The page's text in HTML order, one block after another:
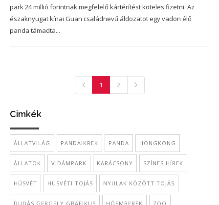
park 24 millió forintnak megfelelő kártérítést köteles fizetni. Az
északnyugat kínai Guan családnevű áldozatot egy vadon élő
panda támadta...
1 2
Cimkék
ÁLLATVILÁG PANDAIKREK PANDA HONGKONG
ÁLLATOK VIDÁMPARK KARÁCSONY SZÍNES HÍREK
HÚSVÉT HÚSVÉTI TOJÁS NYULAK KÖZÖTT TOJÁS
DUDÁS GERGELY GRAFIKUS HÓEMBEREK ZOO